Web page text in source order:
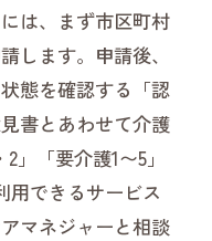
は、まず市区町村
します。申請後、
態を確認する「認
書とあわせて介護
」「要介護1〜5」
用できるサービス
マネジャーと相談